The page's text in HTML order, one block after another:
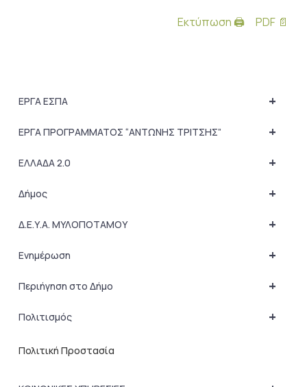
Εκτύπωση 🖨
PDF 📄
+
ΕΡΓΑ ΕΣΠΑ
+
ΕΡΓΑ ΠΡΟΓΡΑΜΜΑΤΟΣ “ΑΝΤΩΝΗΣ ΤΡΙΤΣΗΣ”
+
ΕΛΛΑΔΑ 2.0
+
Δήμος
+
Δ.Ε.Υ.Α. ΜΥΛΟΠΟΤΑΜΟΥ
+
Ενημέρωση
+
Περιήγηση στο Δήμο
+
Πολιτισμός
Πολιτική Προστασία